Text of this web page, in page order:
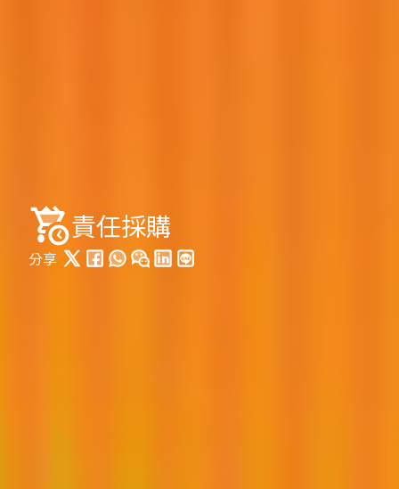
責任採購
分享